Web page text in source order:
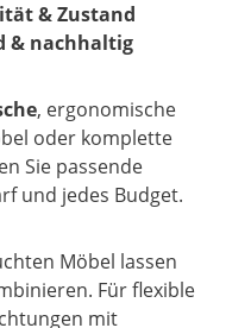
& Zustand
& nachhaltig
, ergonomische
oder komplette
Sie passende
und jedes Budget.
Möbel lassen
Für flexible
mit